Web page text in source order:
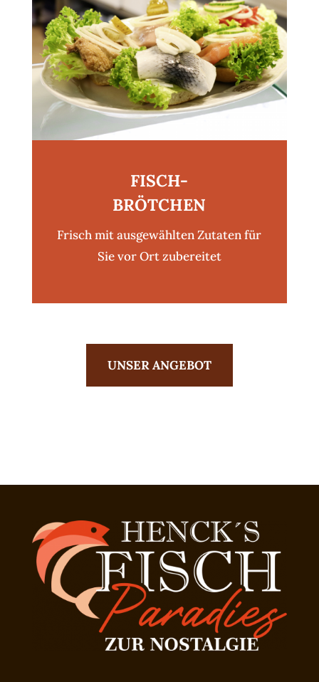
FISCH-
BRÖTCHEN
Frisch mit ausgewählten Zutaten für
Sie vor Ort zubereitet
UNSER ANGEBOT